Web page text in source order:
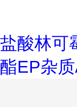
盐酸林可
酯EP杂